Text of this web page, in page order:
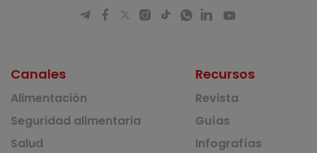
Canales
Alimentación
Seguridad alimentaria
Salud
Recursos
Revista
Guías
Infografías